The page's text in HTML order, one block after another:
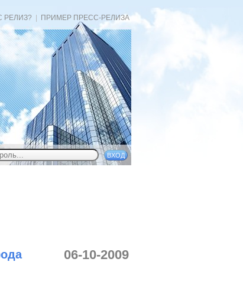
РЕЛИЗ? ПРИМЕР ПРЕСС-РЕЛИЗА
06-10-2009